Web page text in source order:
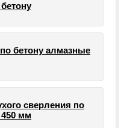
бетону алмазные
сверления по
450 мм